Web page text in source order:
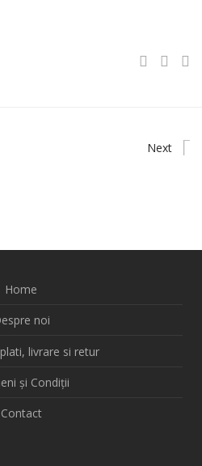
Next
Home
noi
livrare si retur
și Condiții
Contact